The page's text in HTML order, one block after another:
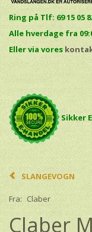
Ring på Tlf: 69 15 05
Alle hverdage fra
Eller via vores
Sikker
SLANGEVOGN
Fra: Claber
Claber